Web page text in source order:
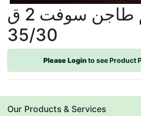
طقم طاجن سوفت 2 ق
35/30
Please Loginto see Product
Our Products & Services